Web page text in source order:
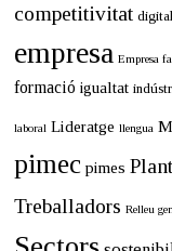
competitivitat
empresa Empresa
formació igualtat
laboral Lideratge llengua
pimec pimes
Treballadors Relleu